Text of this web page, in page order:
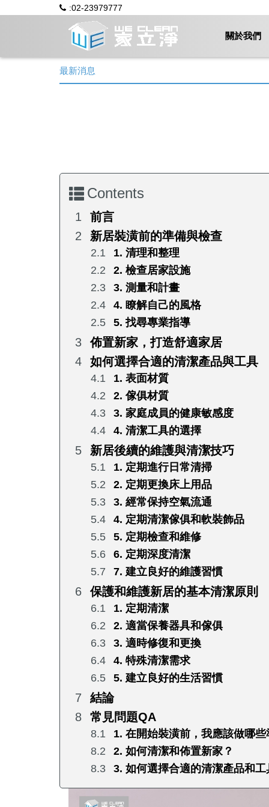
:02-23979777
關於我們
最新消息
Contents
前言
新居裝潢前的準備與檢查
1. 清理和整理
2. 檢查居家設施
3. 測量和計畫
4. 瞭解自己的風格
5. 找尋專業指導
佈置新家，打造舒適家居
如何選擇合適的清潔產品與工具
1. 表面材質
2. 傢俱材質
3. 家庭成員的健康敏感度
4. 清潔工具的選擇
新居後續的維護與清潔技巧
1. 定期進行日常清掃
2. 定期更換床上用品
3. 經常保持空氣流通
4. 定期清潔傢俱和軟裝飾品
5. 定期檢查和維修
6. 定期深度清潔
7. 建立良好的維護習慣
保護和維護新居的基本清潔原則
1. 定期清潔
2. 適當保養器具和傢俱
3. 適時修復和更換
4. 特殊清潔需求
5. 建立良好的生活習慣
結論
常見問題QA
1. 在開始裝潢前，我應該做哪
2. 如何清潔和佈置新家？
3. 如何選擇合適的清潔產品和工